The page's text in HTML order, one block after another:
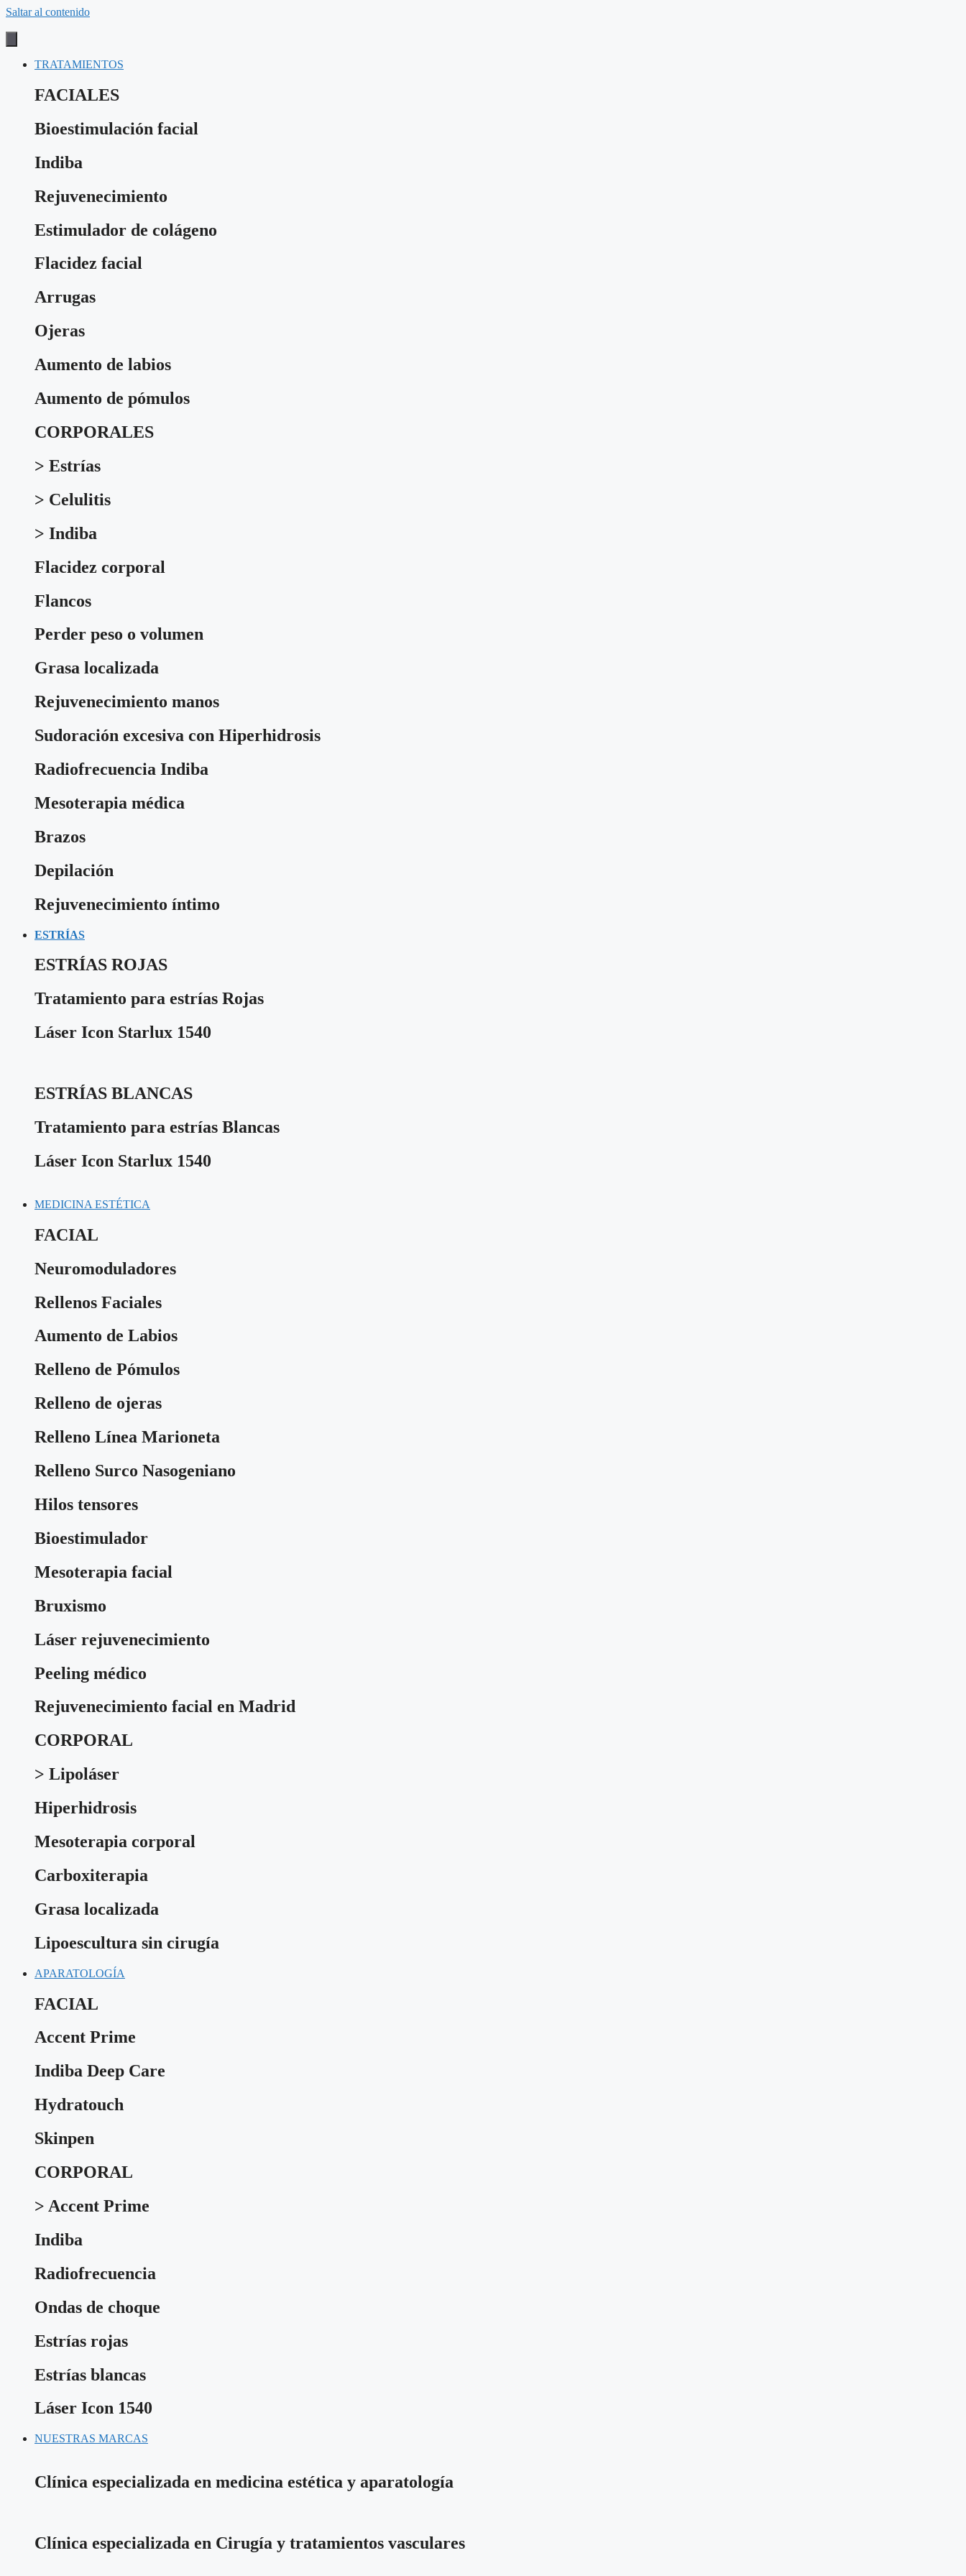
Saltar al contenido
TRATAMIENTOS
FACIALES
Bioestimulación facial
Indiba
Rejuvenecimiento
Estimulador de colágeno
Flacidez facial
Arrugas
Ojeras
Aumento de labios
Aumento de pómulos
CORPORALES
> Estrías
> Celulitis
> Indiba
Flacidez corporal
Flancos
Perder peso o volumen
Grasa localizada
Rejuvenecimiento manos
Sudoración excesiva con Hiperhidrosis
Radiofrecuencia Indiba
Mesoterapia médica
Brazos
Depilación
Rejuvenecimiento íntimo
ESTRÍAS
ESTRÍAS ROJAS
Tratamiento para estrías Rojas
Láser Icon Starlux 1540
ESTRÍAS BLANCAS
Tratamiento para estrías Blancas
Láser Icon Starlux 1540
MEDICINA ESTÉTICA
FACIAL
Neuromoduladores
Rellenos Faciales
Aumento de Labios
Relleno de Pómulos
Relleno de ojeras
Relleno Línea Marioneta
Relleno Surco Nasogeniano
Hilos tensores
Bioestimulador
Mesoterapia facial
Bruxismo
Láser rejuvenecimiento
Peeling médico
Rejuvenecimiento facial en Madrid
CORPORAL
> Lipoláser
Hiperhidrosis
Mesoterapia corporal
Carboxiterapia
Grasa localizada
Lipoescultura sin cirugía
APARATOLOGÍA
FACIAL
Accent Prime
Indiba Deep Care
Hydratouch
Skinpen
CORPORAL
> Accent Prime
Indiba
Radiofrecuencia
Ondas de choque
Estrías rojas
Estrías blancas
Láser Icon 1540
NUESTRAS MARCAS
Clínica especializada en medicina estética y aparatología
Clínica especializada en Cirugía y tratamientos vasculares